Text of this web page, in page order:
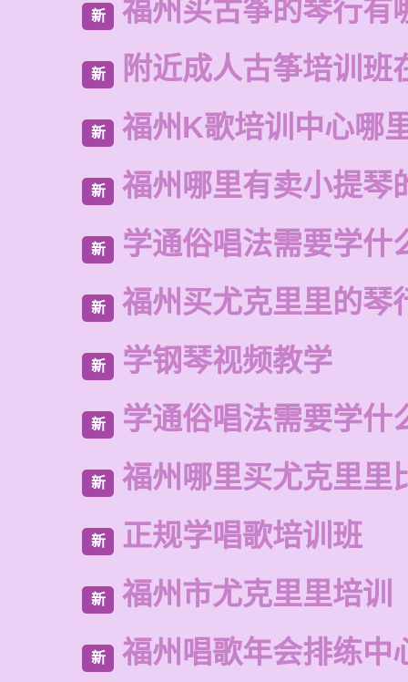
新 福州买古筝的琴行有
新 附近成人古筝培训班
新 福州K歌培训中心哪
新 福州哪里有卖小提琴
新 学通俗唱法需要学什
新 福州买尤克里里的琴
新 学钢琴视频教学
新 学通俗唱法需要学什
新 福州哪里买尤克里里
新 正规学唱歌培训班
新 福州市尤克里里培训
新 福州唱歌年会排练中